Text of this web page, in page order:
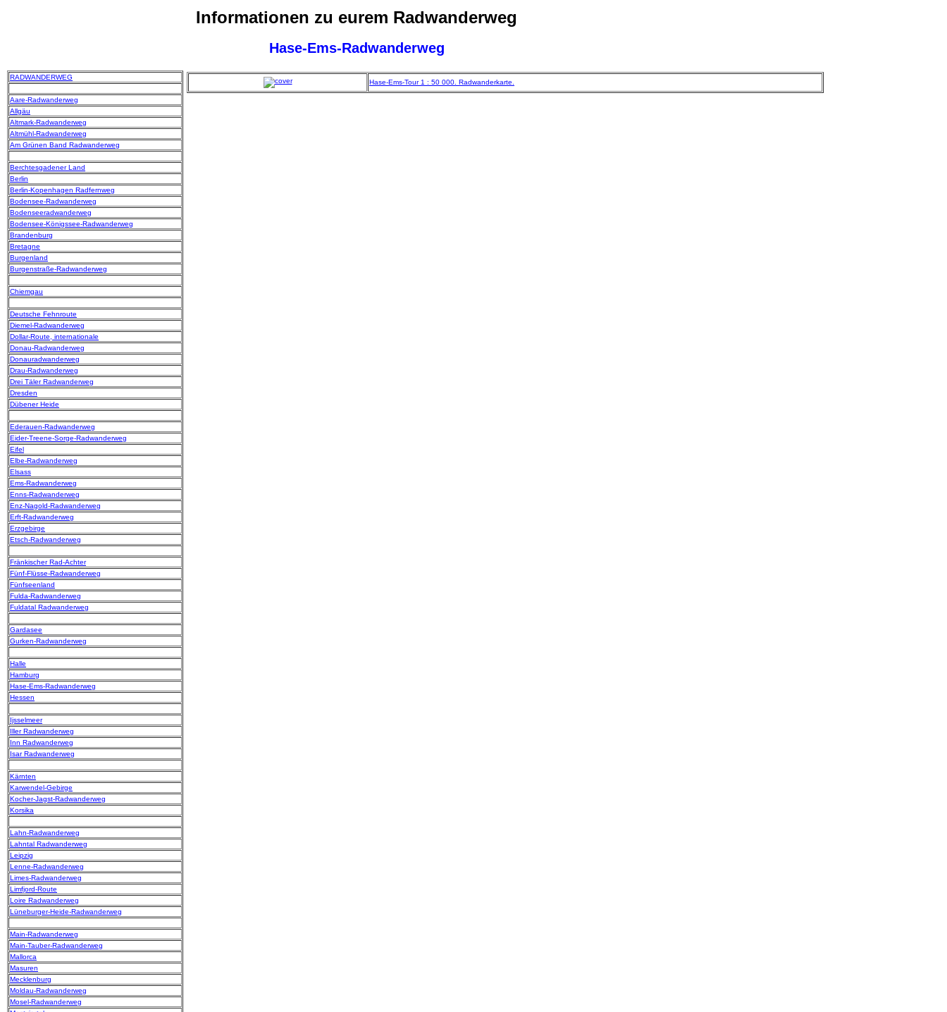
Informationen zu eurem Radwanderweg
Hase-Ems-Radwanderweg
RADWANDERWEG
Aare-Radwanderweg
Allgäu
Altmark-Radwanderweg
Altmühl-Radwanderweg
Am Grünen Band Radwanderweg
Berchtesgadener Land
Berlin
Berlin-Kopenhagen Radfernweg
Bodensee-Radwanderweg
Bodenseeradwanderweg
Bodensee-Königssee-Radwanderweg
Brandenburg
Bretagne
Burgenland
Burgenstraße-Radwanderweg
Chiemgau
Deutsche Fehnroute
Diemel-Radwanderweg
Dollar-Route, internationale
Donau-Radwanderweg
Donauradwanderweg
Drau-Radwanderweg
Drei Täler Radwanderweg
Dresden
Dübener Heide
Ederauen-Radwanderweg
Eider-Treene-Sorge-Radwanderweg
Eifel
Elbe-Radwanderweg
Elsass
Ems-Radwanderweg
Enns-Radwanderweg
Enz-Nagold-Radwanderweg
Erft-Radwanderweg
Erzgebirge
Etsch-Radwanderweg
Fränkischer Rad-Achter
Fünf-Flüsse-Radwanderweg
Fünfseenland
Fulda-Radwanderweg
Fuldatal Radwanderweg
Gardasee
Gurken-Radwanderweg
Halle
Hamburg
Hase-Ems-Radwanderweg
Hessen
Ijsselmeer
Iller Radwanderweg
Inn Radwanderweg
Isar Radwanderweg
Kärnten
Karwendel-Gebirge
Kocher-Jagst-Radwanderweg
Korsika
Lahn-Radwanderweg
Lahntal Radwanderweg
Leipzig
Lenne-Radwanderweg
Limes-Radwanderweg
Limfjord-Route
Loire Radwanderweg
Lüneburger-Heide-Radwanderweg
Main-Radwanderweg
Main-Tauber-Radwanderweg
Mallorca
Masuren
Mecklenburg
Moldau-Radwanderweg
Mosel-Radwanderweg
Hase-Ems-Tour 1 : 50 000. Radwanderkarte.